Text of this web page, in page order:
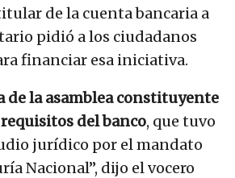
de la cuenta bancaria a
pidió a los ciudadanos
financiar esa iniciativa.
de la asamblea constituyente
del banco, que tuvo
jurídico por el mandato
Nacional”, dijo el vocero